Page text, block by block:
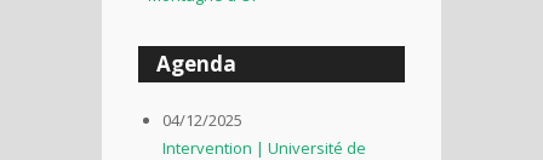
Agenda
04/12/2025
Intervention | Université de